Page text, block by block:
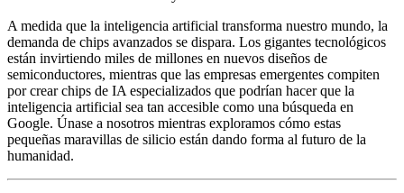
A medida que la inteligencia artificial transforma nuestro mundo, la
demanda de chips avanzados se dispara. Los gigantes tecnológicos
están invirtiendo miles de millones en nuevos diseños de
semiconductores, mientras que las empresas emergentes compiten
por crear chips de IA especializados que podrían hacer que la
inteligencia artificial sea tan accesible como una búsqueda en
Google. Únase a nosotros mientras exploramos cómo estas
pequeñas maravillas de silicio están dando forma al futuro de la
humanidad.